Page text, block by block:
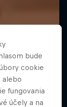
bude
cookie
alebo
fungovania
účely a na